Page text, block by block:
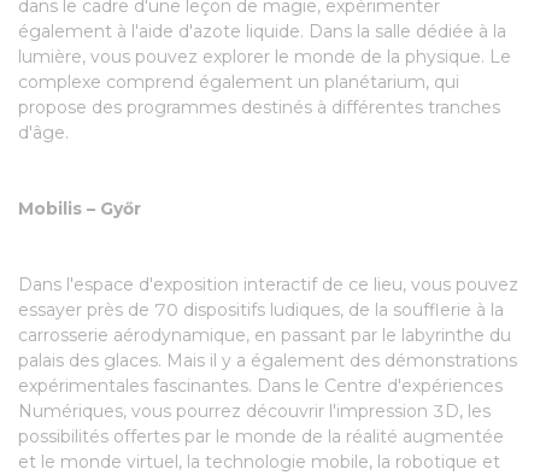
dans le cadre d'une leçon de magie, expérimenter
également à l'aide d'azote liquide. Dans la salle dédiée à la
lumière, vous pouvez explorer le monde de la physique. Le
complexe comprend également un planétarium, qui
propose des programmes destinés à différentes tranches
d'âge.
Mobilis – Győr
Dans l'espace d'exposition interactif de ce lieu, vous pouvez
essayer près de 70 dispositifs ludiques, de la soufflerie à la
carrosserie aérodynamique, en passant par le labyrinthe du
palais des glaces. Mais il y a également des démonstrations
expérimentales fascinantes. Dans le Centre d'expériences
Numériques, vous pourrez découvrir l'impression 3D, les
possibilités offertes par le monde de la réalité augmentée
et le monde virtuel, la technologie mobile, la robotique et